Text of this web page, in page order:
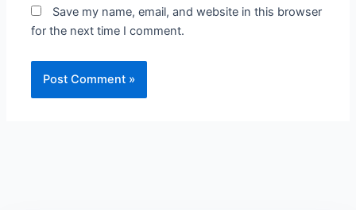
Save my name, email, and website in this browser
for the next time I comment.